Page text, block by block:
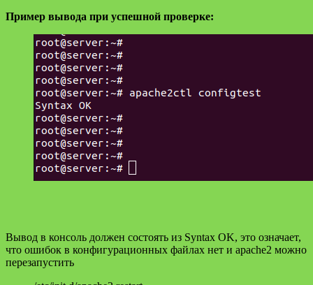
Пример вывода при успешной проверке:
Вывод в консоль должен состоять из Syntax OK, это означает,
что ошибок в конфигурационных файлах нет и apache2 можно
перезапустить